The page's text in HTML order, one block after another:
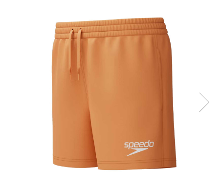
Genti si rucsacuri
Tricouri, pantaloni, bluze